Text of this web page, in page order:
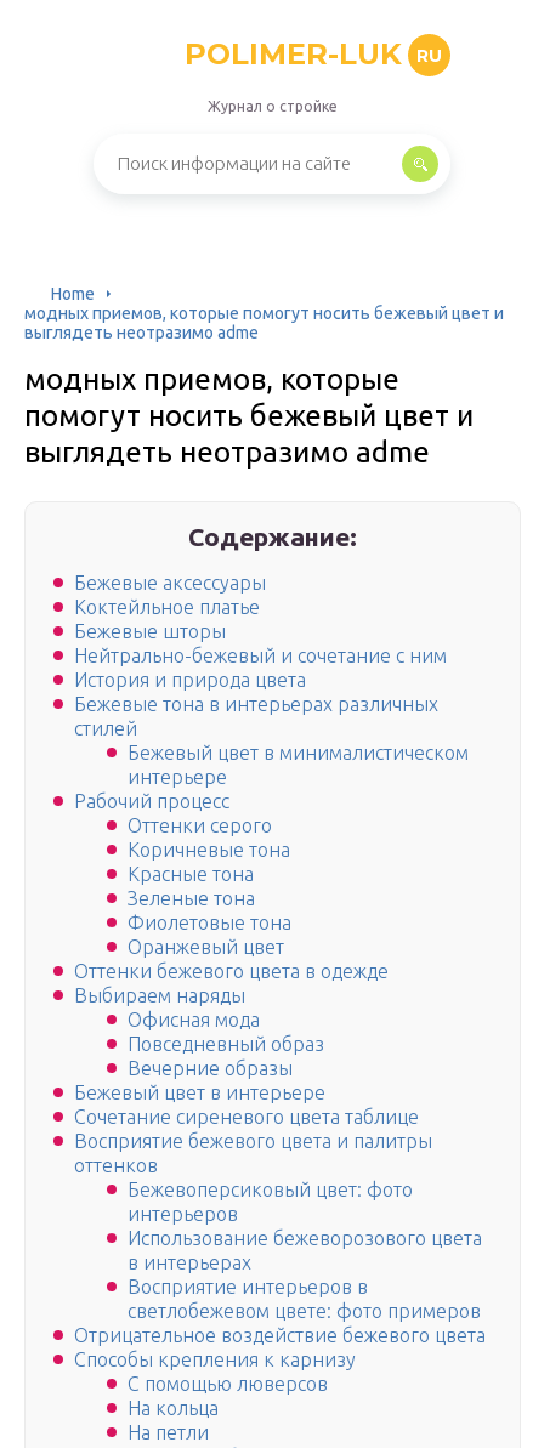
POLIMER-LUK RU
Журнал о стройке
Home
модных приемов, которые помогут носить бежевый цвет и
выглядеть неотразимо adme
модных приемов, которые
помогут носить бежевый цвет и
выглядеть неотразимо adme
Содержание:
Бежевые аксессуары
Коктейльное платье
Бежевые шторы
Нейтрально-бежевый и сочетание с ним
История и природа цвета
Бежевые тона в интерьерах различных
стилей
Бежевый цвет в минималистическом
интерьере
Рабочий процесс
Оттенки серого
Коричневые тона
Красные тона
Зеленые тона
Фиолетовые тона
Оранжевый цвет
Оттенки бежевого цвета в одежде
Выбираем наряды
Офисная мода
Повседневный образ
Вечерние образы
Бежевый цвет в интерьере
Сочетание сиреневого цвета таблице
Восприятие бежевого цвета и палитры
оттенков
Бежевоперсиковый цвет: фото
интерьеров
Использование бежеворозового цвета
в интерьерах
Восприятие интерьеров в
светлобежевом цвете: фото примеров
Отрицательное воздействие бежевого цвета
Способы крепления к карнизу
С помощью люверсов
На кольца
На петли